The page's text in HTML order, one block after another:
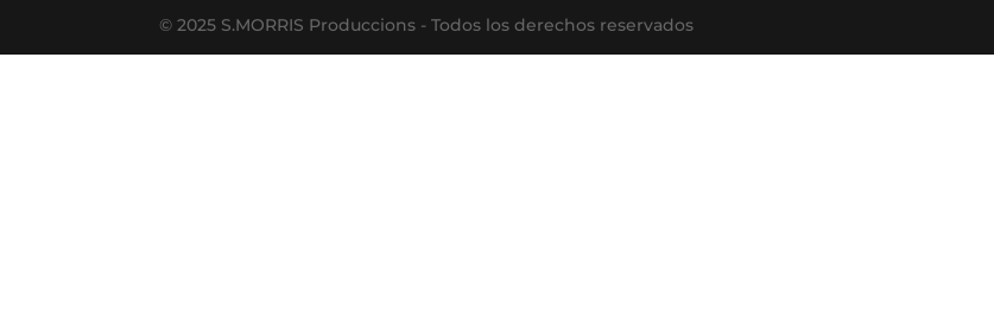
© 2025 S.MORRIS Produccions - Todos los derechos reservados